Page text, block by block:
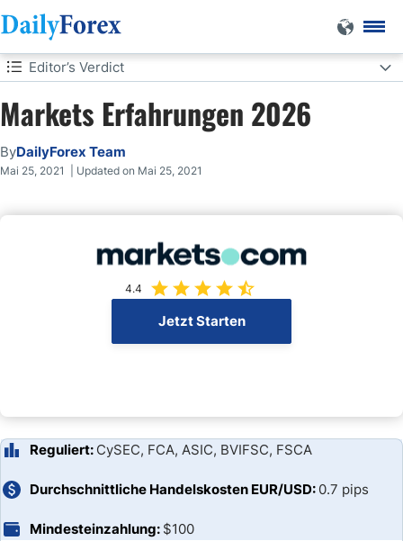
Editor’s Verdict
Editor’s Verdict
Overview
Markets Erfahrungen 2026
ByDailyForex Team
Mai 25, 2021 | Updated on Mai 25, 2021
4.4
Jetzt Starten
Reguliert: CySEC, FCA, ASIC, BVIFSC, FSCA
Durchschnittliche Handelskosten EUR/USD: 0.7 pips
Mindesteinzahlung: $100